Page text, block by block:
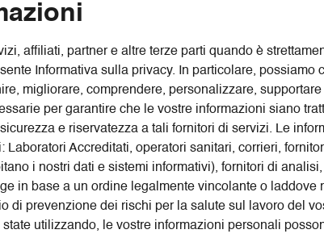
affiliati, partner e altre terze parti quando è
Informativa sulla privacy. In particolare,
migliorare, comprendere, personalizzare,
per garantire che le vostre informazioni siano
e riservatezza a tali fornitori di servizi. Le
Accreditati, operatori sanitari, corrieri,
i nostri dati e sistemi informativi), fornitori di
in base a un ordine legalmente vincolante o laddove
di prevenzione dei rischi per la salute sul lavoro del
utilizzando, le vostre informazioni personali